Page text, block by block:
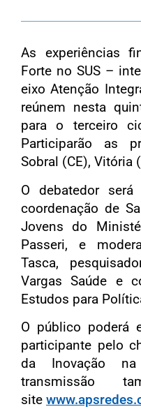
As experiências
Forte no SUS –
eixo Atenção
reúnem nesta
para o terceiro
Participarão as
Sobral (CE), Vitória
O debatedor
coordenação de
Jovens do
Passeri, e
Tasca,
Vargas Saúde e
Estudos para
O público poderá
participante pelo
da Inovação
transmissão
site